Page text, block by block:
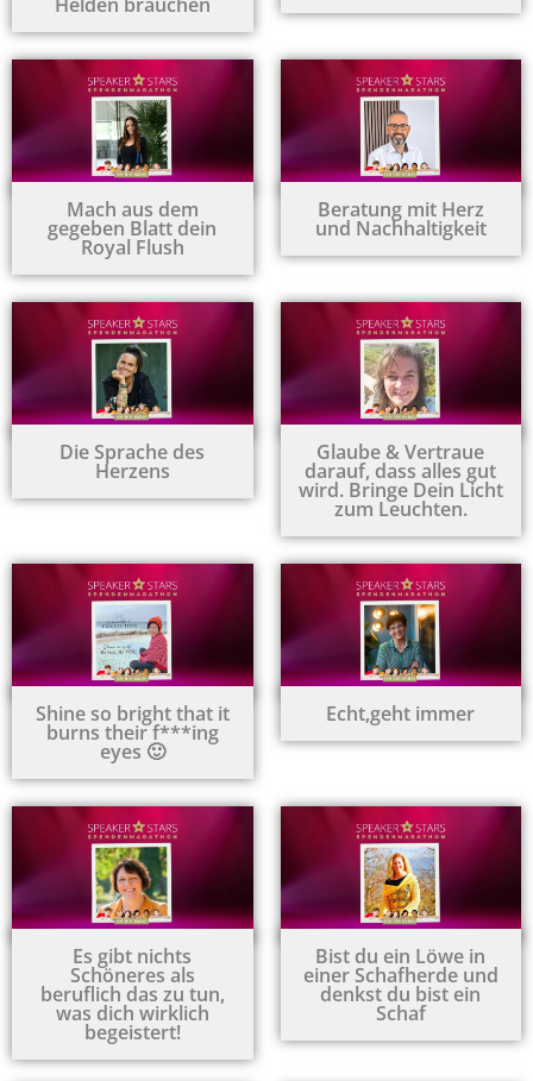
Helden brauchen
Mach aus dem
gegeben Blatt dein
Royal Flush
Beratung mit Herz
und Nachhaltigkeit
Die Sprache des
Herzens
Glaube & Vertraue
darauf, dass alles gut
wird. Bringe Dein Licht
zum Leuchten.
Shine so bright that it
burns their f***ing
eyes 🙂
Echt,geht immer
Es gibt nichts
Schöneres als
beruflich das zu tun,
was dich wirklich
begeistert!
Bist du ein Löwe in
einer Schafherde und
denkst du bist ein
Schaf